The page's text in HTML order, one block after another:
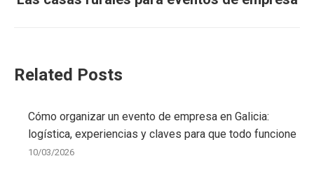
Related Posts
Cómo organizar un evento de empresa en Galicia:
logística, experiencias y claves para que todo funcione
10/03/2026